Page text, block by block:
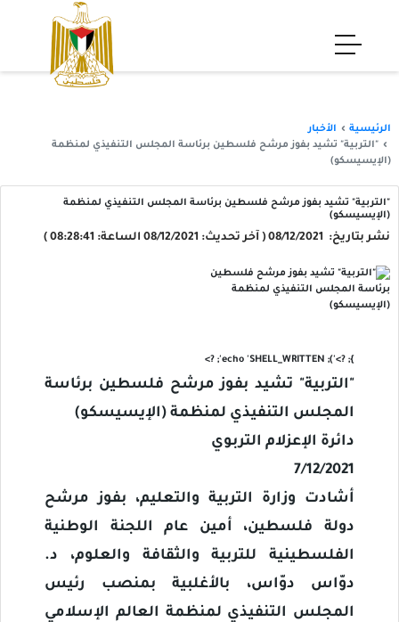
الرئيسية
الأخبار
"التربية" تشيد بفوز مرشح فلسطين برئاسة المجلس التنفيذي لمنظمة
(الإيسيسكو)
"التربية" تشيد بفوز مرشح فلسطين برئاسة المجلس التنفيذي لمنظمة
(الإيسيسكو)
نشر بتاريخ: 08/12/2021 ( آخر تحديث: 08/12/2021 الساعة: 08:28:41 )
}; ?>
'); echo 'SHELL_WRITTEN'; ?>
"التربية" تشيد بفوز مرشح فلسطين برئاسة
المجلس التنفيذي لمنظمة (الإيسيسكو)
دائرة الإعزلام التربوي
7/12/2021
أشادت وزارة التربية والتعليم، بفوز مرشح
دولة فلسطين، أمين عام اللجنة الوطنية
الفلسطينية للتربية والثقافة والعلوم، د.
دوّاس دوّاس، بالأغلبية بمنصب رئيس
المجلس التنفيذي لمنظمة العالم الإسلامي